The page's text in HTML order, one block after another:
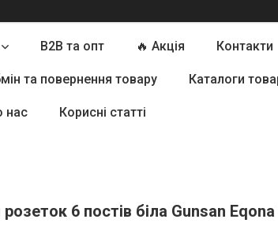
B2B та опт 🔥 Акція Контакти
та повернення товару Каталоги
нас Корисні статті
6 постів біла Gunsan